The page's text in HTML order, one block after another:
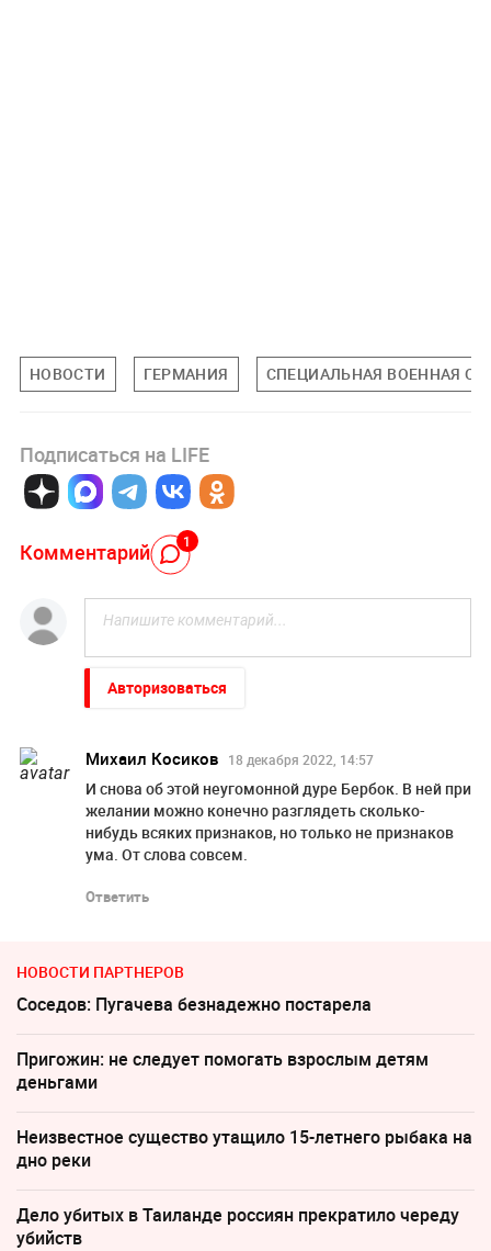
НОВОСТИ ГЕРМАНИЯ СПЕЦИАЛЬНАЯ ВОЕННАЯ
Подписаться на LIFE
Комментарий 1
Авторизоваться
Михаил Косиков 18 декабря 2022, 14:57
И снова об этой неугомонной дуре Бербок. В ней при
желании можно конечно разглядеть сколько-
нибудь всяких признаков, но только не признаков
ума. От слова совсем.
Ответить
НОВОСТИ ПАРТНЕРОВ
Соседов: Пугачева безнадежно постарела
Пригожин: не следует помогать взрослым детям
деньгами
Неизвестное существо утащило 15-летнего рыбака на
дно реки
Дело убитых в Таиланде россиян прекратило череду
убийств